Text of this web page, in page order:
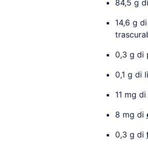
84,5 g
14,6 g
0,3 g di
0,1 g di
11 mg di
8 mg di
0,3 g di